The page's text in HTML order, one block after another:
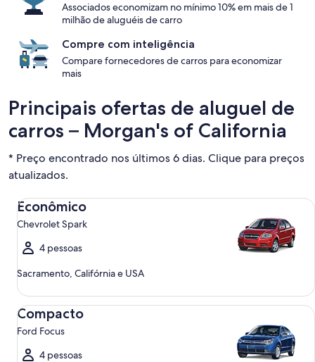
Associados economizam no mínimo 10% em mais de 1
milhão de aluguéis de carro
Compre com inteligência
Compare fornecedores de carros para economizar
mais
Principais ofertas de aluguel de
carros – Morgan's of California
* Preço encontrado nos últimos 6 dias. Clique para preços
atualizados.
Econômico
Chevrolet Spark
4 pessoas
Sacramento, Califórnia e USA
Econômico Chevrolet Spark
Compacto
Ford Focus
4 pessoas
Compacto Ford Focus